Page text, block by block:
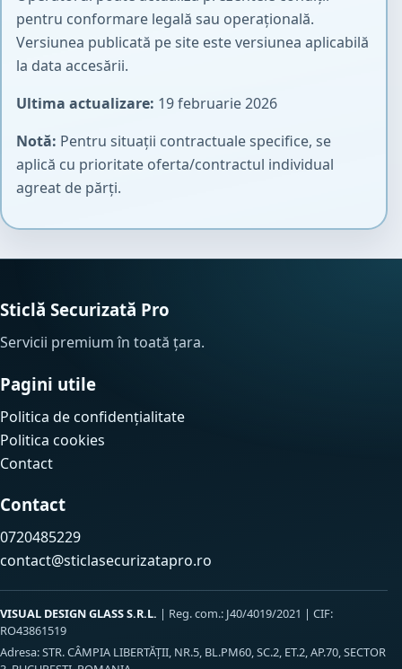
pentru conformare legală sau operațională.
Versiunea publicată pe site este versiunea aplicabilă
la data accesării.
Ultima actualizare: 19 februarie 2026
Notă: Pentru situații contractuale specifice, se
aplică cu prioritate oferta/contractul individual
agreat de părți.
Sticlă Securizată Pro
Servicii premium în toată țara.
Pagini utile
Politica de confidențialitate
Politica cookies
Contact
Contact
0720485229
contact@sticlasecurizatapro.ro
VISUAL DESIGN GLASS S.R.L. | Reg. com.: J40/4019/2021 | CIF:
RO43861519
Adresa: STR. CÂMPIA LIBERTĂŢII, NR.5, BL.PM60, SC.2, ET.2, AP.70, SECTOR